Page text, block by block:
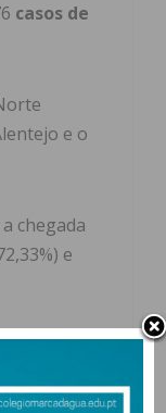
casos de
e o
chegada
e
de 2020